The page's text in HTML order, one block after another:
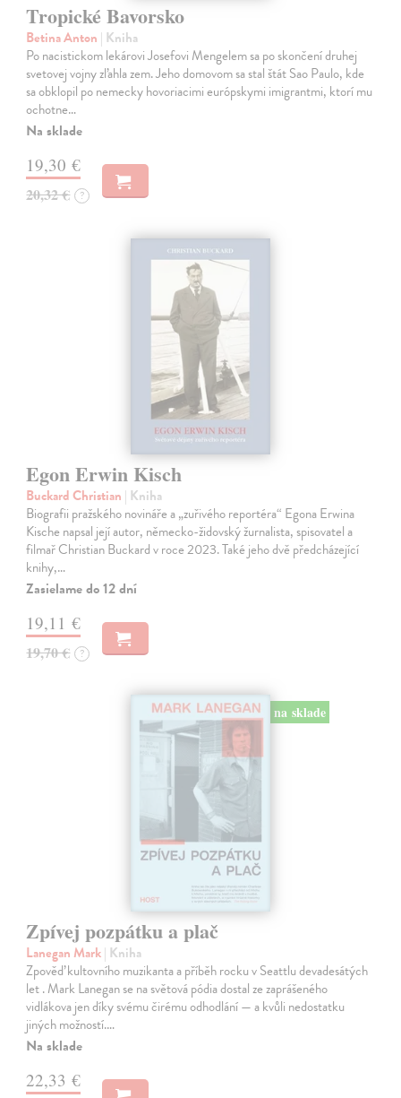
Tropické Bavorsko
Betina Anton | Kniha
Po nacistickom lekárovi Josefovi Mengelem sa po skončení druhej
svetovej vojny zľahla zem. Jeho domovom sa stal štát Sao Paulo, kde
sa obklopil po nemecky hovoriacimi európskymi imigrantmi, ktorí mu
ochotne…
Na sklade
19,30 €
20,32 € ?
Egon Erwin Kisch
Buckard Christian | Kniha
Biografii pražského novináře a „zuřivého reportéra“ Egona Erwina
Kische napsal její autor, německo-židovský žurnalista, spisovatel a
filmař Christian Buckard v roce 2023. Také jeho dvě předcházející
knihy,…
Zasielame do 12 dní
19,11 €
19,70 € ?
na sklade
Zpívej pozpátku a plač
Lanegan Mark| Kniha
Zpověď kultovního muzikanta a příběh rocku v Seattlu devadesátých
let . Mark Lanegan se na světová pódia dostal ze zaprášeného
vidlákova jen díky svému čirému odhodlání — a kvůli nedostatku
jiných možností.…
Na sklade
22,33 €